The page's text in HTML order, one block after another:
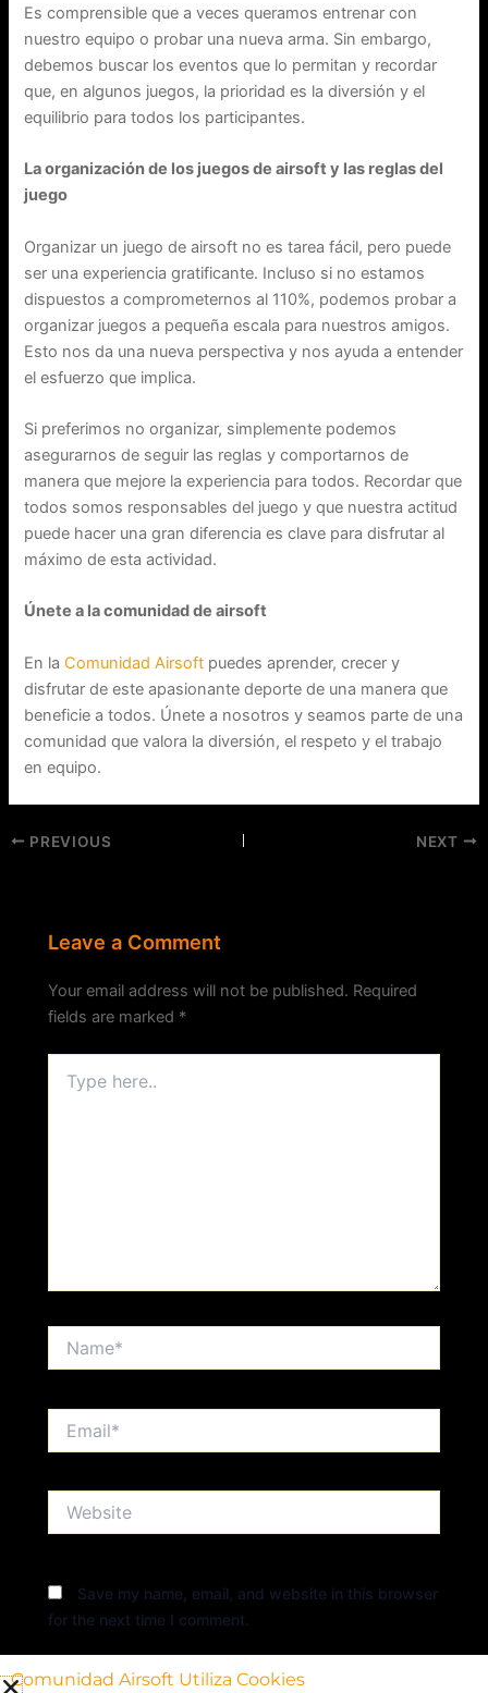
Es comprensible que a veces queramos entrenar con
nuestro equipo o probar una nueva arma. Sin embargo,
debemos buscar los eventos que lo permitan y recordar
que, en algunos juegos, la prioridad es la diversión y el
equilibrio para todos los participantes.
La organización de los juegos de airsoft y las reglas del
juego
Organizar un juego de airsoft no es tarea fácil, pero puede
ser una experiencia gratificante. Incluso si no estamos
dispuestos a comprometernos al 110%, podemos probar a
organizar juegos a pequeña escala para nuestros amigos.
Esto nos da una nueva perspectiva y nos ayuda a entender
el esfuerzo que implica.
Si preferimos no organizar, simplemente podemos
asegurarnos de seguir las reglas y comportarnos de
manera que mejore la experiencia para todos. Recordar que
todos somos responsables del juego y que nuestra actitud
puede hacer una gran diferencia es clave para disfrutar al
máximo de esta actividad.
Únete a la comunidad de airsoft
En la Comunidad Airsoft puedes aprender, crecer y
disfrutar de este apasionante deporte de una manera que
beneficie a todos. Únete a nosotros y seamos parte de una
comunidad que valora la diversión, el respeto y el trabajo
en equipo.
PREVIOUS NEXT
Leave a Comment
Your email address will not be published. Required
fields are marked *
here..
Save my name, email, and website in this browser
for the next time I comment.
Comunidad Airsoft Utiliza Cookies